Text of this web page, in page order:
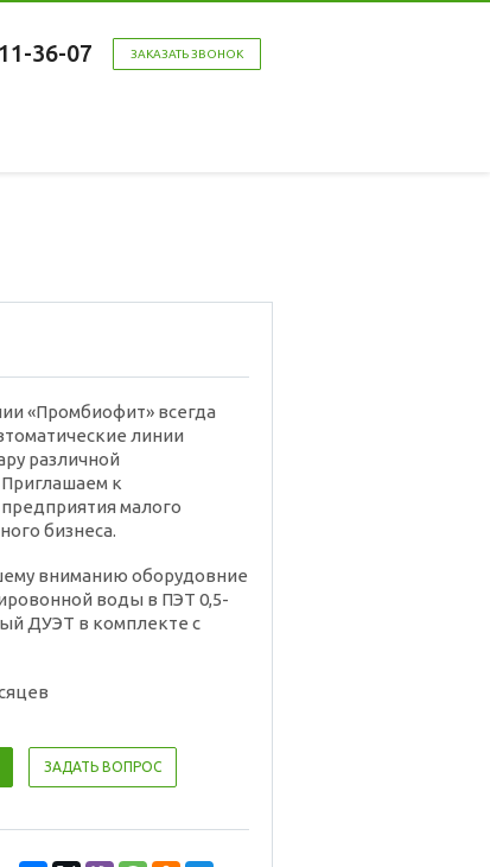
ЗАКАЗАТЬ ЗВОНОК
36-07
«Промбиофит» всегда
линии
различной
к
малого
бизнеса.
вниманию оборудовние
воды в ПЭТ 0,5-
ДУЭТ в комплекте с
ЗАДАТЬ ВОПРОС